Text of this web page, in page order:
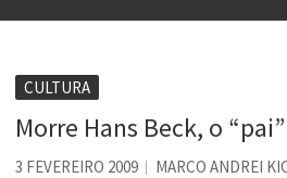
Voto obrigatório é correto?
Se queres salvar o mundo, o
Tem que filmar isso daí
CULTURA
Morre Hans Beck, o
3 FEVEREIRO 2009 MARCO ANDREI